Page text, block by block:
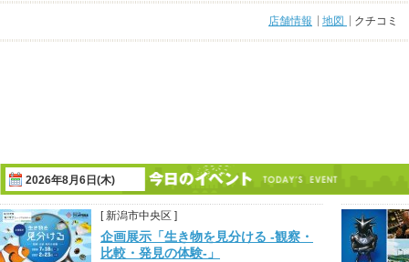
店舗情報 地図 クチコミ
2026年8月6日(木)
[ 新潟市中央区 ]
企画展示「生き物を見分ける -観察・
比較・発見の体験-」